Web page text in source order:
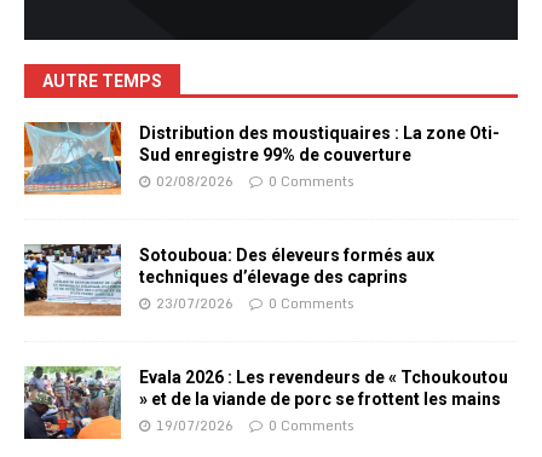
AUTRE TEMPS
Distribution des moustiquaires : La zone Oti-
Sud enregistre 99% de couverture
02/08/2026 0 Comments
Sotouboua: Des éleveurs formés aux
techniques d’élevage des caprins
23/07/2026 0 Comments
Evala 2026 : Les revendeurs de « Tchoukoutou
» et de la viande de porc se frottent les mains
19/07/2026 0 Comments